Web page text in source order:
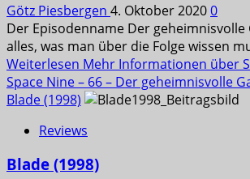
Götz Piesbergen 4. Oktober 20200
Der Episodenname Der geheimnisvolle
alles, was man über die Folge wissen
Weiterlesen Mehr Informationen über
Space Nine – 66 – Der geheimnisvolle
Blade (1998)
Reviews
Blade (1998)